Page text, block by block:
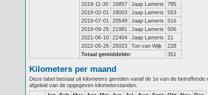
2018-11-30
16857 Jaap Lameris
785
2019-02-01
18003 Jaap Lameris
553
2019-07-01
20549 Jaap Lameris
516
2019-09-25 21981 Jaap Lameris
506
2021-06-10 22404 Jaap Lameris
21
2022-05-26 25023 Ton van Wijk
228
Totaal gemiddelde:
351
Kilometers per maand
Deze tabel bestaat uit kilometers gereden vanaf de 1e van de
afgeleid van de opgegeven kilometerstanden.